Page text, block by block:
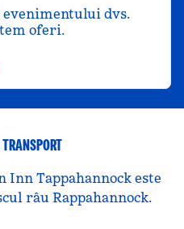
dvs.
oferi.
Tappahannock este
râu Rappahannock.